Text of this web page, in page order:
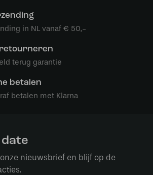
in NL vanaf € 50,-
retourneren
terug garantie
betalen
betalen met Klarna
nieuwsbrief en blijf op de